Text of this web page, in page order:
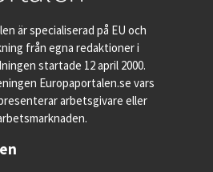
är specialiserad på EU och
från egna redaktioner i
startade 12 april 2000.
Europaportalen.se vars
arbetsgivare eller